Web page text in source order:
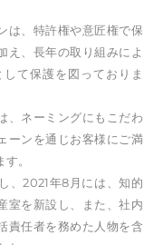
は、特許権や意匠権で保
え、長年の取り組みによ
て保護を図っておりま
、ネーミングにもこだわ
ーンを通じお客様にご満
。
、2021年8月には、知的
室を新設し、また、社内
責任者を務めた人物を含